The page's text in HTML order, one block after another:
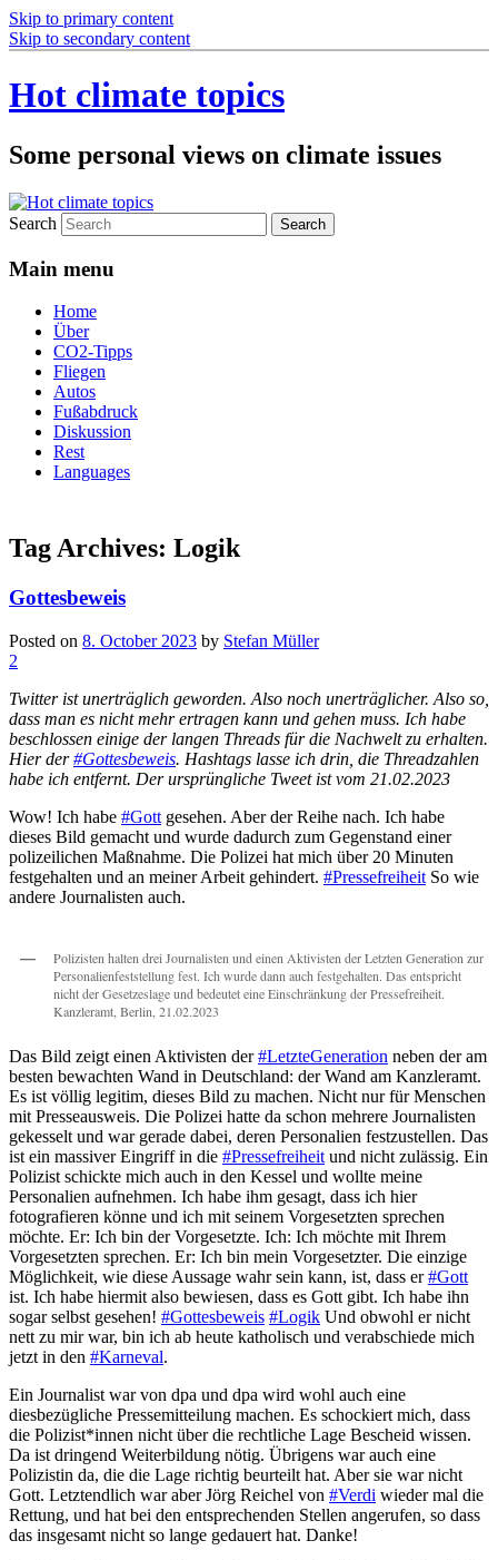
Skip to primary content
Skip to secondary content
Hot climate topics
Some personal views on climate issues
Search
Main menu
Home
Über
CO2-Tipps
Fliegen
Autos
Fußabdruck
Diskussion
Rest
Languages
Tag Archives: Logik
Gottesbeweis
Posted on 8. October 2023 by Stefan Müller
2
Twitter ist unerträglich geworden. Also noch unerträglicher. Also so,
dass man es nicht mehr ertragen kann und gehen muss. Ich habe
beschlossen einige der langen Threads für die Nachwelt zu erhalten.
Hier der#Gottesbeweis. Hashtags lasse ich drin, die Threadzahlen
habe ich entfernt. Der ursprüngliche Tweet ist vom 21.02.2023
Wow! Ich habe #Gott gesehen. Aber der Reihe nach. Ich habe
dieses Bild gemacht und wurde dadurch zum Gegenstand einer
polizeilichen Maßnahme. Die Polizei hat mich über 20 Minuten
festgehalten und an meiner Arbeit gehindert. #Pressefreiheit So wie
andere Journalisten auch.
Polizisten halten drei Journalisten und einen Aktivisten der Letzten Generation zur
Personalienfeststellung fest. Ich wurde dann auch festgehalten. Das entspricht
nicht der Gesetzeslage und bedeutet eine Einschränkung der Pressefreiheit.
Kanzleramt, Berlin, 21.02.2023
Das Bild zeigt einen Aktivisten der#LetzteGeneration neben der am
besten bewachten Wand in Deutschland: der Wand am Kanzleramt.
Es ist völlig legitim, dieses Bild zu machen. Nicht nur für Menschen
mit Presseausweis. Die Polizei hatte da schon mehrere Journalisten
gekesselt und war gerade dabei, deren Personalien festzustellen. Das
ist ein massiver Eingriff in die #Pressefreiheit und nicht zulässig. Ein
Polizist schickte mich auch in den Kessel und wollte meine
Personalien aufnehmen. Ich habe ihm gesagt, dass ich hier
fotografieren könne und ich mit seinem Vorgesetzten sprechen
möchte. Er: Ich bin der Vorgesetzte. Ich: Ich möchte mit Ihrem
Vorgesetzten sprechen. Er: Ich bin mein Vorgesetzter. Die einzige
Möglichkeit, wie diese Aussage wahr sein kann, ist, dass er#Gott
ist. Ich habe hiermit also bewiesen, dass es Gott gibt. Ich habe ihn
sogar selbst gesehen! #Gottesbeweis #Logik Und obwohl er nicht
nett zu mir war, bin ich ab heute katholisch und verabschiede mich
jetzt in den #Karneval.
Ein Journalist war von dpa und dpa wird wohl auch eine
diesbezügliche Pressemitteilung machen. Es schockiert mich, dass
die Polizist*innen nicht über die rechtliche Lage Bescheid wissen.
Da ist dringend Weiterbildung nötig. Übrigens war auch eine
Polizistin da, die die Lage richtig beurteilt hat. Aber sie war nicht
Gott. Letztendlich war aber Jörg Reichel von #Verdi wieder mal die
Rettung, und hat bei den entsprechenden Stellen angerufen, so dass
das insgesamt nicht so lange gedauert hat. Danke!